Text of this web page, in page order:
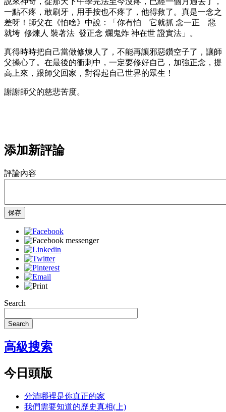
一點不疼，敢刷牙，用手按也不疼了，他得救了。真是一念之
差呀！師父在《怕啥》中說：「你有怕 它就抓 念一正 惡
就垮 修煉人 裝著法 發正念 爛鬼炸 神在世 證實法」。
真得時時把自己當做修煉人了，不能再讓邪惡鑽空子了，讓師
父操心了。在最後的衝刺中，一定要修好自己，加強正念，提
高上來，跟師父回家，對得起自己世界的眾生！
謝謝師父的慈悲苦度。
添加新評論
評論內容
保存
Search
Search
高級搜索
今日頭版
分清哪裡是你真正的家
我們需要知道的歷史真相(上)